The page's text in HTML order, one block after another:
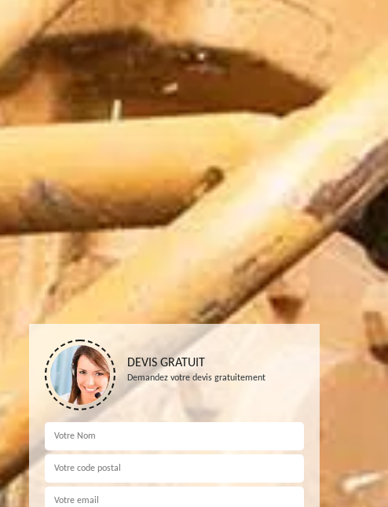
DEVIS GRATUIT
Demandez votre devis gratuitement